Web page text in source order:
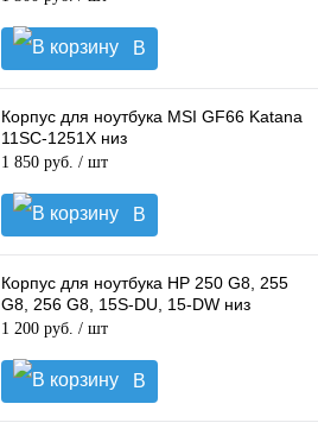
В
корзину
Корпус для ноутбука MSI GF66 Katana
11SC-1251X низ
1 850 руб. / шт
В
корзину
Корпус для ноутбука HP 250 G8, 255
G8, 256 G8, 15S-DU, 15-DW низ
1 200 руб. / шт
В
корзину